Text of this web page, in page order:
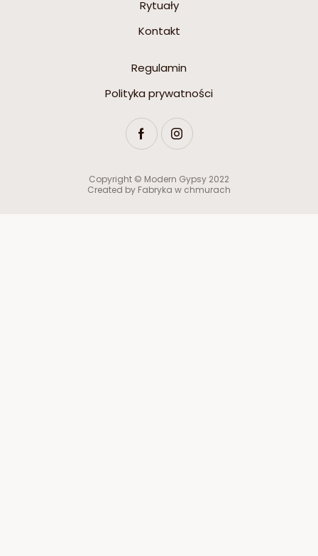
Rytuały
Kontakt
Regulamin
Polityka prywatności
Copyright © Modern Gypsy 2022
Created by Fabryka w chmurach